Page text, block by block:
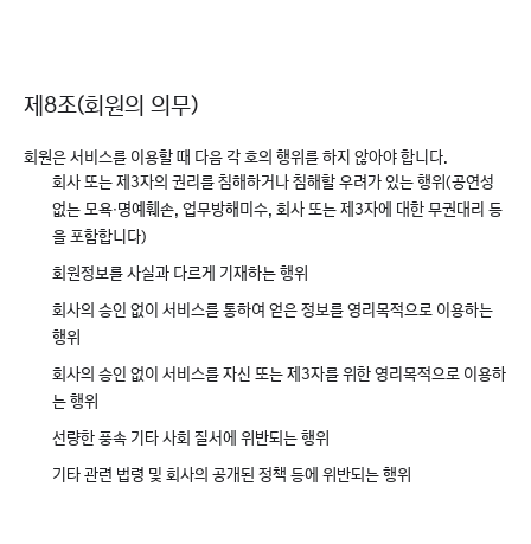
제8조(회원의 의무)
회원은 서비스를 이용할 때 다음 각 호의 행위를 하지 않아야 합니다.
회사 또는 제3자의 권리를 침해하거나 침해할 우려가 있는 행위(공연성
없는 모욕∙명예훼손, 업무방해미수, 회사 또는 제3자에 대한 무권대리 등
을 포함합니다)
회원정보를 사실과 다르게 기재하는 행위
회사의 승인 없이 서비스를 통하여 얻은 정보를 영리목적으로 이용하는
행위
회사의 승인 없이 서비스를 자신 또는 제3자를 위한 영리목적으로 이용하
는 행위
선량한 풍속 기타 사회 질서에 위반되는 행위
기타 관련 법령 및 회사의 공개된 정책 등에 위반되는 행위